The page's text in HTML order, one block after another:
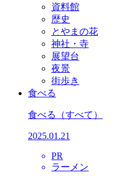
資料館
歴史
とやまの花
神社・寺
展望台
夜景
街歩き
食べる
食べる （すべて）
2025.01.21
PR
ラーメン